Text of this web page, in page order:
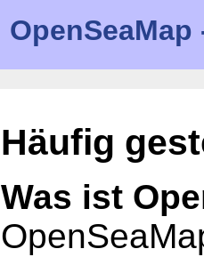
Häufig
Was ist